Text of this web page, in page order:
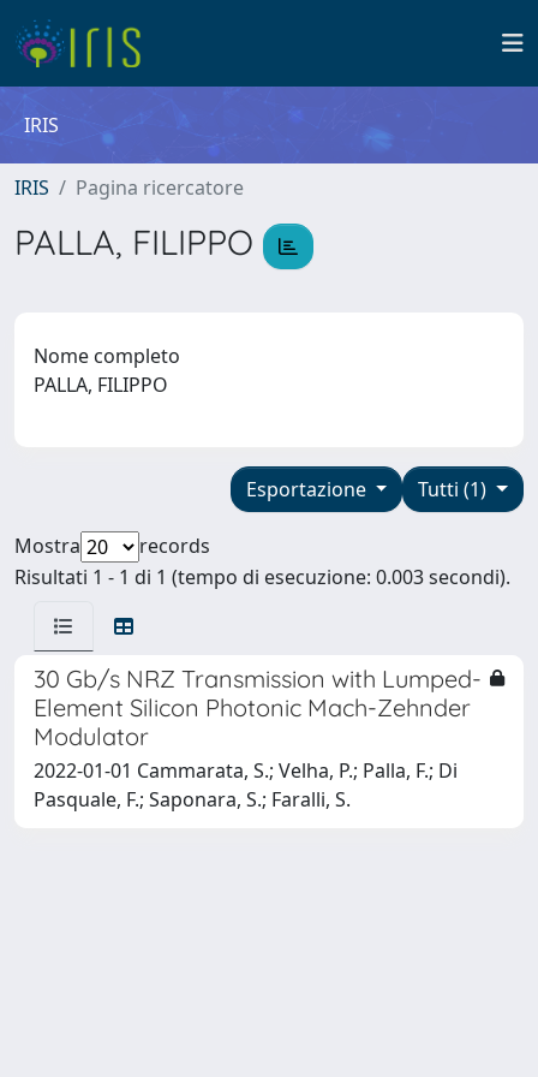
IRIS
IRIS Pagina ricercatore
PALLA, FILIPPO
Nome completo
PALLA, FILIPPO
Tutti (1)
Esportazione
Mostra
records
Risultati 1 - 1 di 1 (tempo di esecuzione: 0.003 secondi).
30 Gb/s NRZ Transmission with Lumped-
Element Silicon Photonic Mach-Zehnder
Modulator
2022-01-01 Cammarata, S.; Velha, P.; Palla, F.; Di
Pasquale, F.; Saponara, S.; Faralli, S.